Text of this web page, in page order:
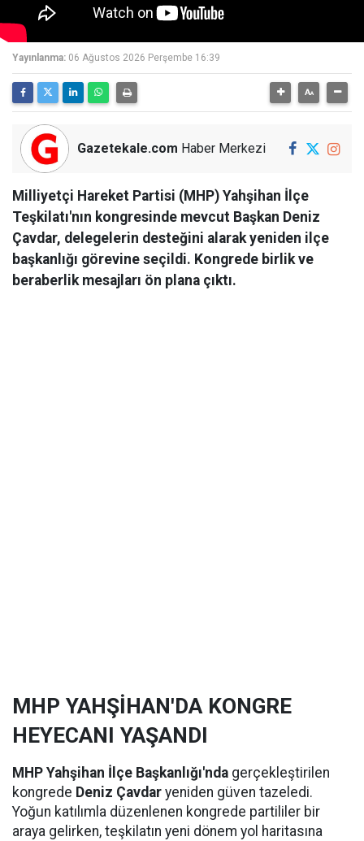
Yayınlanma: 06 Ağustos 2026 Perşembe 16:39
Gazetekale.com Haber Merkezi
Milliyetçi Hareket Partisi (MHP) Yahşihan İlçe
Teşkilatı'nın kongresinde mevcut Başkan Deniz
Çavdar, delegelerin desteğini alarak yeniden ilçe
başkanlığı görevine seçildi. Kongrede birlik ve
beraberlik mesajları ön plana çıktı.
MHP YAHŞİHAN'DA KONGRE
HEYECANI YAŞANDI
MHP Yahşihan İlçe Başkanlığı'nda gerçekleştirilen
kongrede Deniz Çavdar yeniden güven tazeledi.
Yoğun katılımla düzenlenen kongrede partililer bir
araya gelirken, teşkilatın yeni dönem yol haritasına